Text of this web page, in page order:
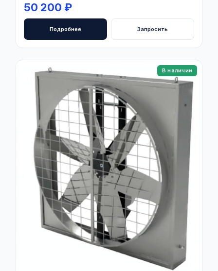
50 200 ₽
Подробнее Запросить
В наличии